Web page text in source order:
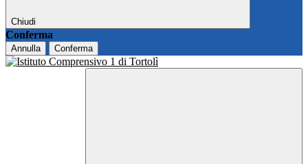
Chiudi
Conferma
Annulla Conferma